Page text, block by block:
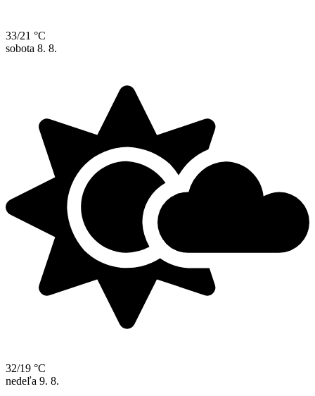
33/21 °C
sobota 8. 8.
32/19 °C
nedeľa 9. 8.